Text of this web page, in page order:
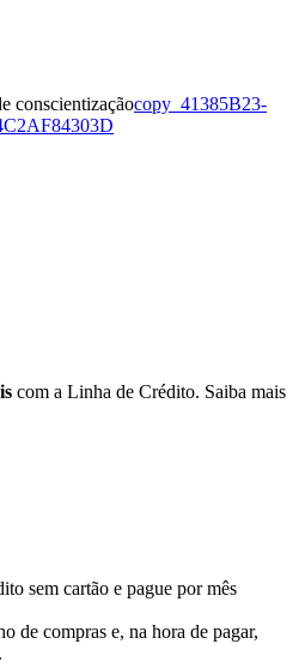
conscientizaçãocopy_41385B23-
com a Linha de Crédito. Saiba mais
sem cartão e pague por mês
de compras e, na hora de pagar,